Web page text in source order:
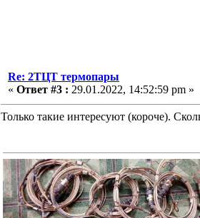
Re: 2ТЦТ термопары
« Ответ #3 : 29.01.2022, 14:52:59 pm »
Только такие интересуют (короче).